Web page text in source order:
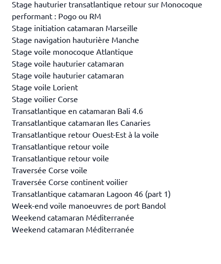
Stage hauturier transatlantique retour sur Monocoque
performant : Pogo ou RM
Stage initiation catamaran Marseille
Stage navigation hauturière Manche
Stage voile monocoque Atlantique
Stage voile hauturier catamaran
Stage voile hauturier catamaran
Stage voile Lorient
Stage voilier Corse
Transatlantique en catamaran Bali 4.6
Transatlantique catamaran Iles Canaries
Transatlantique retour Ouest-Est à la voile
Transatlantique retour voile
Transatlantique retour voile
Traversée Corse voile
Traversée Corse continent voilier
Transatlantique catamaran Lagoon 46 (part 1)
Week-end voile manoeuvres de port Bandol
Weekend catamaran Méditerranée
Weekend catamaran Méditerranée